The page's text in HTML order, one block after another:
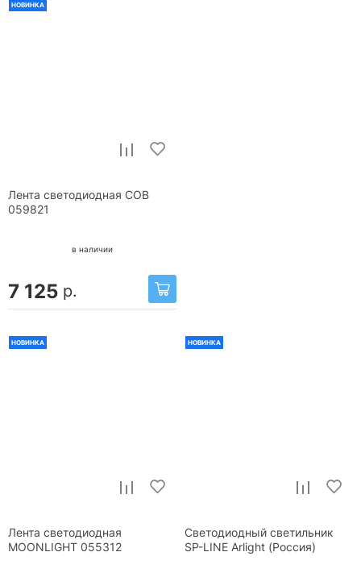
НОВИНКА
Лента светодиодная COB
059821
в наличии
7 125 р.
НОВИНКА
Лента светодиодная
MOONLIGHT 055312
НОВИНКА
Светодиодный светильник
SP-LINE Arlight (Россия)